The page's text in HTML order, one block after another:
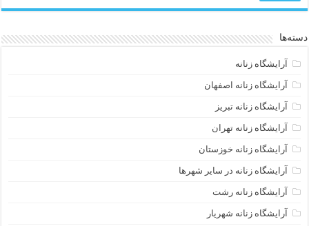
دسته‌ها
آرایشگاه زنانه
آرایشگاه زنانه اصفهان
آرایشگاه زنانه تبریز
آرایشگاه زنانه تهران
آرایشگاه زنانه خوزستان
آرایشگاه زنانه در سایر شهرها
آرایشگاه زنانه رشت
آرایشگاه زنانه شهریار